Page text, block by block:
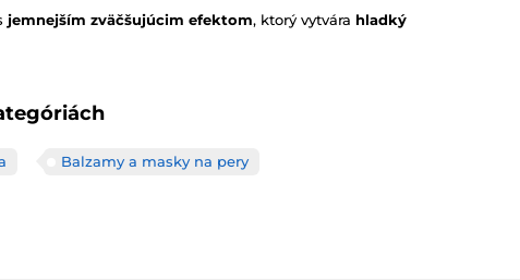
jemnejším zväčšujúcim efektom, ktorý vytvára hladký
Balzamy a masky na pery